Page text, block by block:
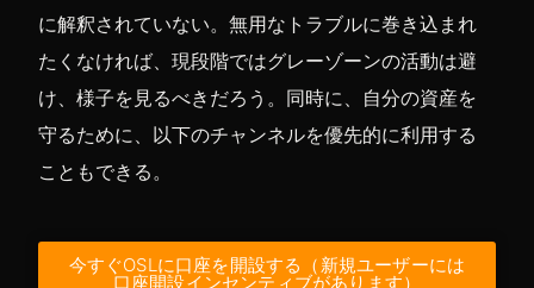
に解釈されていない。無用なトラブルに巻き込まれ
たくなければ、現段階ではグレーゾーンの活動は避
け、様子を見るべきだろう。同時に、自分の資産を
守るために、以下のチャンネルを優先的に利用する
こともできる。
今すぐOSLに口座を開設する（新規ユーザーには
口座開設インセンティブがあります）